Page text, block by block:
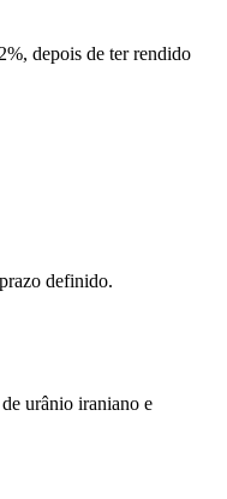
depois de ter rendido
definido.
urânio iraniano e